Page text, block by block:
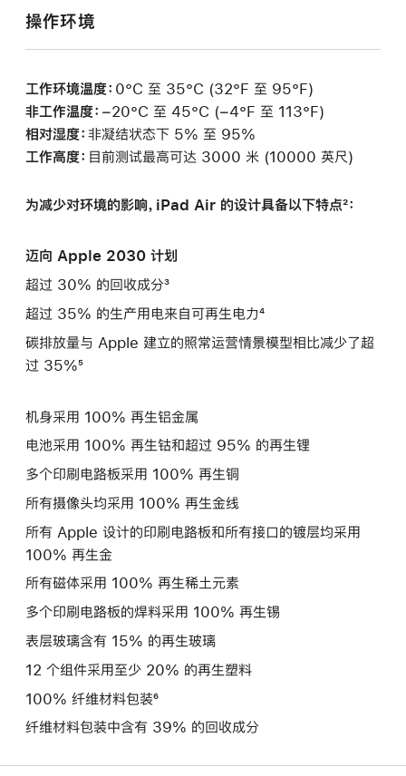
操作环境
工作环境温度： 0°C 至 35°C (32°F 至 95°F)
非工作温度： −20°C 至 45°C (−4°F 至 113°F)
相对湿度： 非凝结状态下 5% 至 95%
工作高度： 目前测试最高可达 3000 米 (10000 英尺)
为减少对环境的影响，iPad Air 的设计具备以下特点²：
迈向 Apple 2030 计划
超过 30% 的回收成分³
超过 35% 的生产用电来自可再生电力⁴
碳排放量与 Apple 建立的照常运营情景模型相比减少了超
过 35%⁵
机身采用 100% 再生铝金属
电池采用 100% 再生钴和超过 95% 的再生锂
多个印刷电路板采用 100% 再生铜
所有摄像头均采用 100% 再生金线
所有 Apple 设计的印刷电路板和所有接口的镀层均采用
100% 再生金
所有磁体采用 100% 再生稀土元素
多个印刷电路板的焊料采用 100% 再生锡
表层玻璃含有 15% 的再生玻璃
12 个组件采用至少 20% 的再生塑料
100% 纤维材料包装⁶
纤维材料包装中含有 39% 的回收成分